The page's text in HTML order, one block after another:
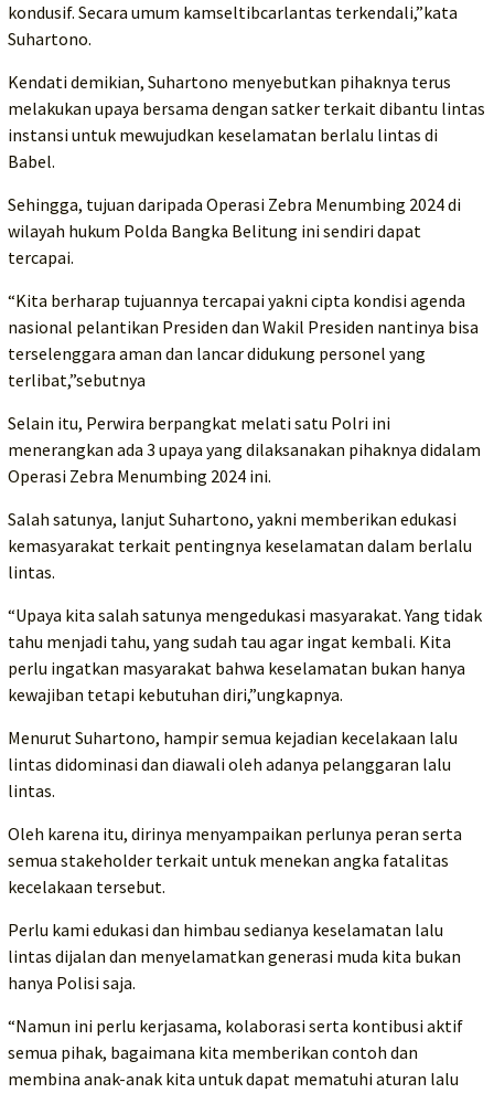
kondusif. Secara umum kamseltibcarlantas terkendali,”kata
Suhartono.
Kendati demikian, Suhartono menyebutkan pihaknya terus
melakukan upaya bersama dengan satker terkait dibantu lintas
instansi untuk mewujudkan keselamatan berlalu lintas di
Babel.
Sehingga, tujuan daripada Operasi Zebra Menumbing 2024 di
wilayah hukum Polda Bangka Belitung ini sendiri dapat
tercapai.
“Kita berharap tujuannya tercapai yakni cipta kondisi agenda
nasional pelantikan Presiden dan Wakil Presiden nantinya bisa
terselenggara aman dan lancar didukung personel yang
terlibat,”sebutnya
Selain itu, Perwira berpangkat melati satu Polri ini
menerangkan ada 3 upaya yang dilaksanakan pihaknya didalam
Operasi Zebra Menumbing 2024 ini.
Salah satunya, lanjut Suhartono, yakni memberikan edukasi
kemasyarakat terkait pentingnya keselamatan dalam berlalu
lintas.
“Upaya kita salah satunya mengedukasi masyarakat. Yang tidak
tahu menjadi tahu, yang sudah tau agar ingat kembali. Kita
perlu ingatkan masyarakat bahwa keselamatan bukan hanya
kewajiban tetapi kebutuhan diri,”ungkapnya.
Menurut Suhartono, hampir semua kejadian kecelakaan lalu
lintas didominasi dan diawali oleh adanya pelanggaran lalu
lintas.
Oleh karena itu, dirinya menyampaikan perlunya peran serta
semua stakeholder terkait untuk menekan angka fatalitas
kecelakaan tersebut.
Perlu kami edukasi dan himbau sedianya keselamatan lalu
lintas dijalan dan menyelamatkan generasi muda kita bukan
hanya Polisi saja.
“Namun ini perlu kerjasama, kolaborasi serta kontibusi aktif
semua pihak, bagaimana kita memberikan contoh dan
membina anak-anak kita untuk dapat mematuhi aturan lalu